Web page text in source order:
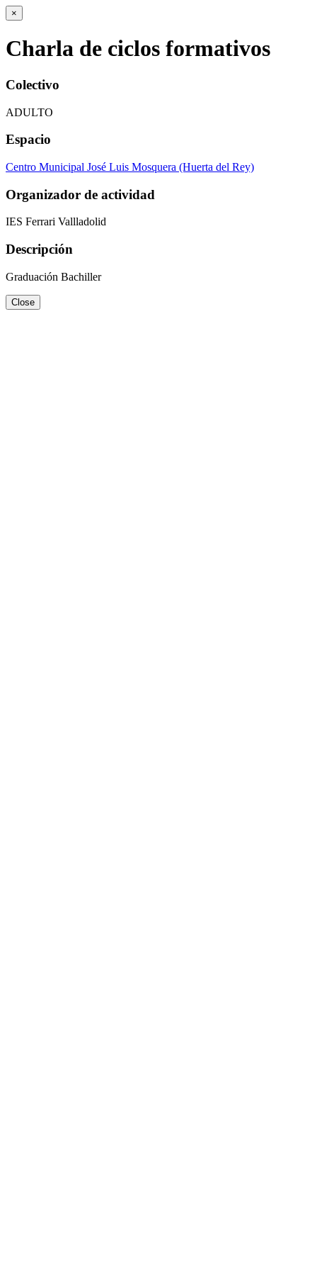
×
Charla de ciclos formativos
Colectivo
ADULTO
Espacio
Centro Municipal José Luis Mosquera (Huerta del Rey)
Organizador de actividad
IES Ferrari Vallladolid
Descripción
Graduación Bachiller
Close